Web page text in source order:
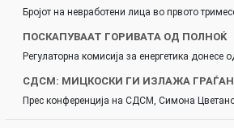
Бројот на невработени лица во првото
ПОСКАПУВААТ ГОРИВАТА ОД ПОЛНОЌ
Регулаторна комисија за енергетика донесе
СДСМ: МИЦКОСКИ ГИ ИЗЛАЖА
Прес конференција на СДСМ, Симона